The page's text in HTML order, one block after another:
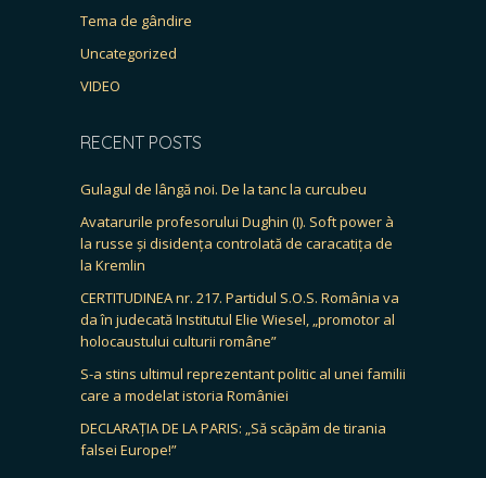
Tema de gândire
Uncategorized
VIDEO
RECENT POSTS
Gulagul de lângă noi. De la tanc la curcubeu
Avatarurile profesorului Dughin (I). Soft power à
la russe și disidența controlată de caracatița de
la Kremlin
CERTITUDINEA nr. 217. Partidul S.O.S. România va
da în judecată Institutul Elie Wiesel, „promotor al
holocaustului culturii române”
S-a stins ultimul reprezentant politic al unei familii
care a modelat istoria României
DECLARAȚIA DE LA PARIS: „Să scăpăm de tirania
falsei Europe!”